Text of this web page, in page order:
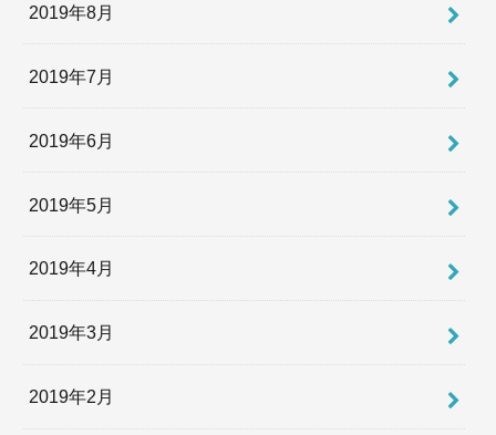
2019年8月
2019年7月
2019年6月
2019年5月
2019年4月
2019年3月
2019年2月